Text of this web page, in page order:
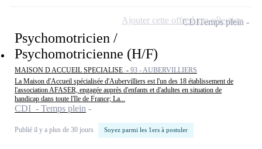
Psychomotricien /
Psychomotricienne (H/F)
MAISON D ACCUEIL SPECIALISE - 93 - AUBERVILLIERS
La Maison d'Accueil spécialisée d'Aubervilliers est l'un des 18 établissement de
l'association AFASER, engagée auprès d'enfants et d'adultes en situation de
handicap dans toute l'Ile de France; La...
CDI - Temps plein
Publié il y a plus de 30 jours Soyez parmi les 1ers à postuler
CDITemps plein
Ajouter cette offre à ma sélection